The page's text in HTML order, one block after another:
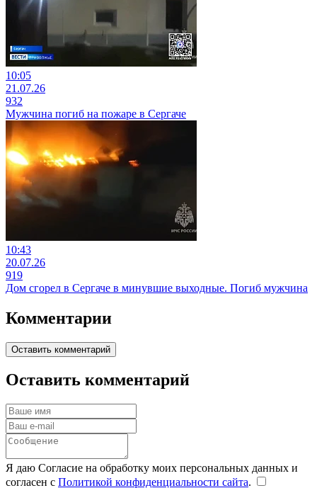
10:05
21.07.26
932
Мужчина погиб на пожаре в Сергаче
10:43
20.07.26
919
Дом сгорел в Сергаче в минувшие выходные. Погиб мужчина
Комментарии
Оставить комментарий
Оставить комментарий
Я даю Согласие на обработку моих персональных данных и
согласен с Политикой конфиденциальности сайта.